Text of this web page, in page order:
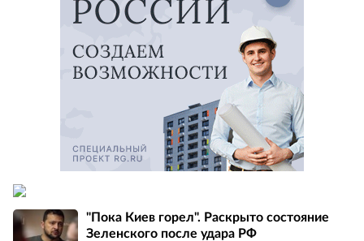
"Пока Киев горел". Раскрыто состояние
Зеленского после удара РФ